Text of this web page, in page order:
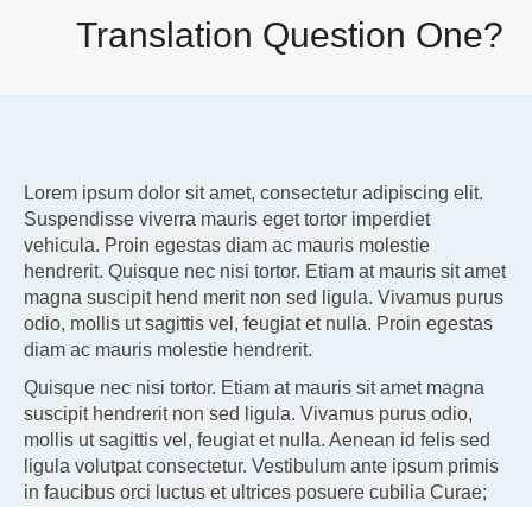
Translation Question One?
Lorem ipsum dolor sit amet, consectetur adipiscing elit.
Suspendisse viverra mauris eget tortor imperdiet
vehicula. Proin egestas diam ac mauris molestie
hendrerit. Quisque nec nisi tortor. Etiam at mauris sit amet
magna suscipit hend merit non sed ligula. Vivamus purus
odio, mollis ut sagittis vel, feugiat et nulla. Proin egestas
diam ac mauris molestie hendrerit.
Quisque nec nisi tortor. Etiam at mauris sit amet magna
suscipit hendrerit non sed ligula. Vivamus purus odio,
mollis ut sagittis vel, feugiat et nulla. Aenean id felis sed
ligula volutpat consectetur. Vestibulum ante ipsum primis
in faucibus orci luctus et ultrices posuere cubilia Curae;